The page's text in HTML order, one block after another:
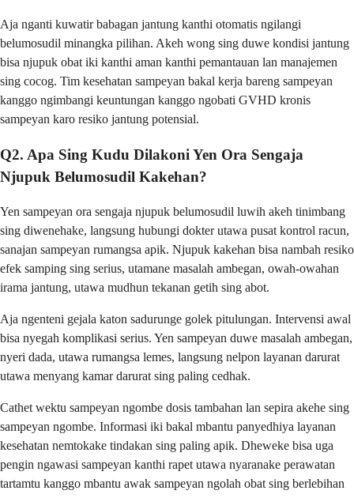
Aja nganti kuwatir babagan jantung kanthi otomatis ngilangi
belumosudil minangka pilihan. Akeh wong sing duwe kondisi jantung
bisa njupuk obat iki kanthi aman kanthi pemantauan lan manajemen
sing cocog. Tim kesehatan sampeyan bakal kerja bareng sampeyan
kanggo ngimbangi keuntungan kanggo ngobati GVHD kronis
sampeyan karo resiko jantung potensial.
Q2. Apa Sing Kudu Dilakoni Yen Ora Sengaja
Njupuk Belumosudil Kakehan?
Yen sampeyan ora sengaja njupuk belumosudil luwih akeh tinimbang
sing diwenehake, langsung hubungi dokter utawa pusat kontrol racun,
sanajan sampeyan rumangsa apik. Njupuk kakehan bisa nambah resiko
efek samping sing serius, utamane masalah ambegan, owah-owahan
irama jantung, utawa mudhun tekanan getih sing abot.
Aja ngenteni gejala katon sadurunge golek pitulungan. Intervensi awal
bisa nyegah komplikasi serius. Yen sampeyan duwe masalah ambegan,
nyeri dada, utawa rumangsa lemes, langsung nelpon layanan darurat
utawa menyang kamar darurat sing paling cedhak.
Cathet wektu sampeyan ngombe dosis tambahan lan sepira akehe sing
sampeyan ngombe. Informasi iki bakal mbantu panyedhiya layanan
kesehatan nemtokake tindakan sing paling apik. Dheweke bisa uga
pengin ngawasi sampeyan kanthi rapet utawa nyaranake perawatan
tartamtu kanggo mbantu awak sampeyan ngolah obat sing berlebihan